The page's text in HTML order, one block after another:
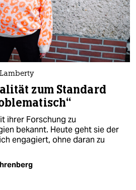
zum Standard
ihrer Forschung zu
bekannt. Heute geht sie der
engagiert, ohne daran zu